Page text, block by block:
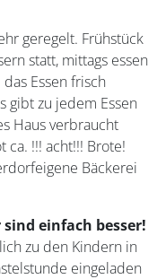
geregelt. Frühstück
statt, mittags essen
Essen frisch
gibt zu jedem Essen
Haus verbraucht
!!! acht!!! Brote!
Bäckerei
einfach besser!
zu den Kindern in
eingeladen